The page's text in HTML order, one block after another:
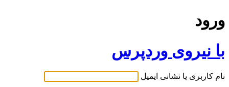
ورود
با نیروی وردپرس
نام کاربری یا نشانی ایمیل